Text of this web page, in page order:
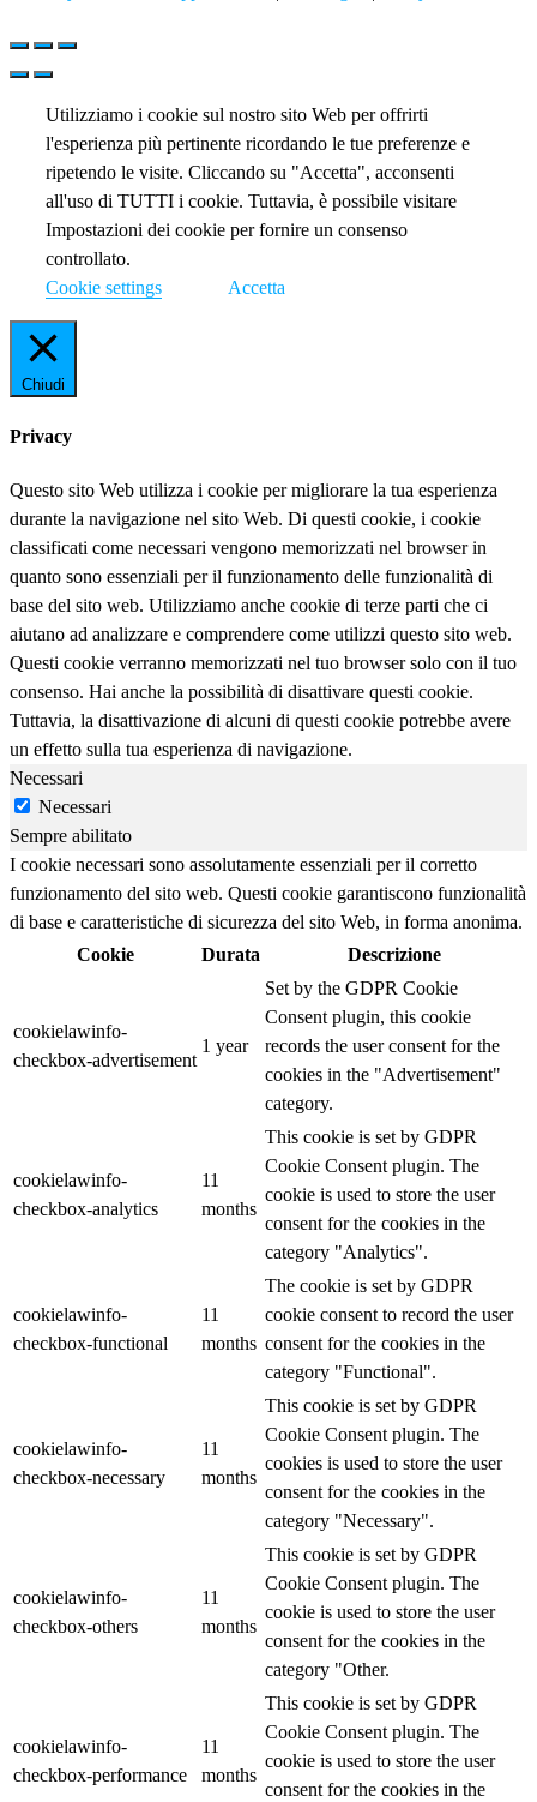
Utilizziamo i cookie sul nostro sito Web per offrirti
l'esperienza più pertinente ricordando le tue preferenze e
ripetendo le visite. Cliccando su "Accetta", acconsenti
all'uso di TUTTI i cookie. Tuttavia, è possibile visitare
Impostazioni dei cookie per fornire un consenso
controllato.
Cookie settings
Accetta
Chiudi
Privacy
Questo sito Web utilizza i cookie per migliorare la tua esperienza
durante la navigazione nel sito Web. Di questi cookie, i cookie
classificati come necessari vengono memorizzati nel browser in
quanto sono essenziali per il funzionamento delle funzionalità di
base del sito web. Utilizziamo anche cookie di terze parti che ci
aiutano ad analizzare e comprendere come utilizzi questo sito web.
Questi cookie verranno memorizzati nel tuo browser solo con il tuo
consenso. Hai anche la possibilità di disattivare questi cookie.
Tuttavia, la disattivazione di alcuni di questi cookie potrebbe avere
un effetto sulla tua esperienza di navigazione.
Necessari
Necessari
Sempre abilitato
I cookie necessari sono assolutamente essenziali per il corretto
funzionamento del sito web. Questi cookie garantiscono funzionalità
di base e caratteristiche di sicurezza del sito Web, in forma anonima.
Cookie
Durata Descrizione
cookielawinfo-
checkbox-advertisement
1 year
Set by the GDPR Cookie
Consent plugin, this cookie
records the user consent for the
cookies in the "Advertisement"
category.
cookielawinfo-
checkbox-analytics
11
months
This cookie is set by GDPR
Cookie Consent plugin. The
cookie is used to store the user
consent for the cookies in the
category "Analytics".
cookielawinfo-
checkbox-functional
11
months
The cookie is set by GDPR
cookie consent to record the user
consent for the cookies in the
category "Functional".
cookielawinfo-
checkbox-necessary
11
months
This cookie is set by GDPR
Cookie Consent plugin. The
cookies is used to store the user
consent for the cookies in the
category "Necessary".
cookielawinfo-
checkbox-others
11
months
This cookie is set by GDPR
Cookie Consent plugin. The
cookie is used to store the user
consent for the cookies in the
category "Other.
cookielawinfo-
checkbox-performance
11
months
This cookie is set by GDPR
Cookie Consent plugin. The
cookie is used to store the user
consent for the cookies in the